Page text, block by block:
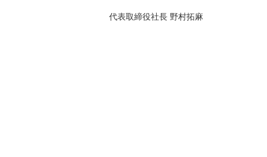
代表取締役社長 野村拓麻